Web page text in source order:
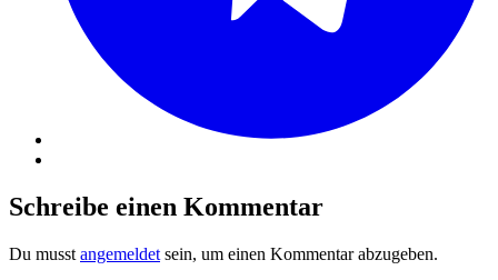
Schreibe einen Kommentar
Du musst angemeldet sein, um einen Kommentar abzugeben.